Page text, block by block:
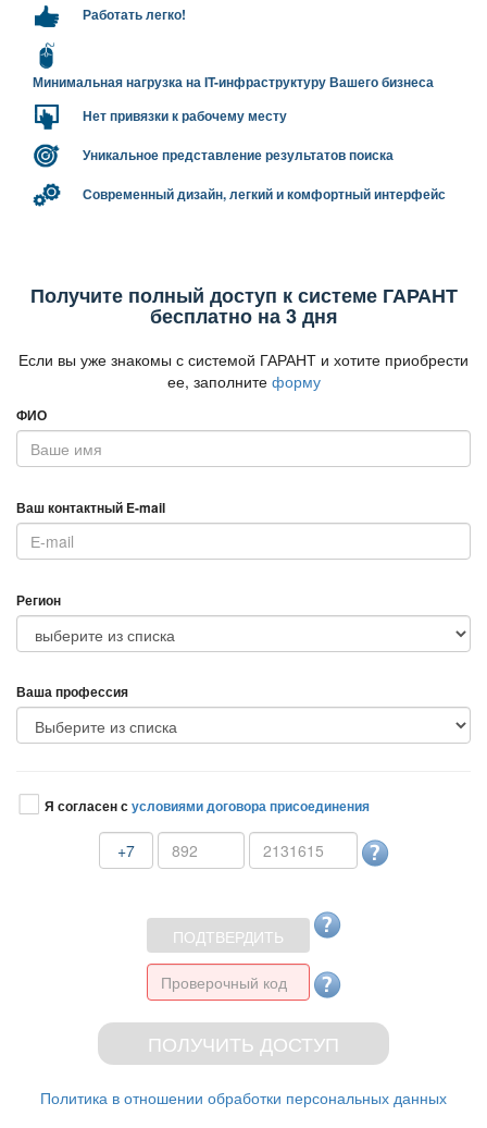
Работать легко!
Минимальная нагрузка на IT-инфраструктуру Вашего бизнеса
Нет привязки к рабочему месту
Уникальное представление результатов поиска
Современный дизайн, легкий и комфортный интерфейс
Получите полный доступ к системе ГАРАНТ
есплатно на 3 дня
Если вы уже знакомы с системой ГАРАНТ и хотите приобрести
ее, заполните форму
ФИО
аш контактный E-mail
Регион
аша профессия
Я согласен сусловиями договора присоединения
+7
Политика в отношении обработки персональных данных